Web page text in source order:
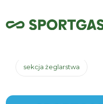
sekcja żeglarstwa